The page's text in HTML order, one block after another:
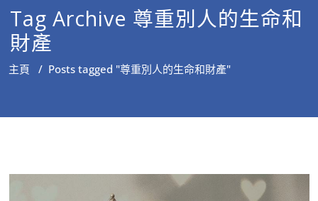
Tag Archive 尊重別人的生命和
財產
主頁 / Posts tagged "尊重別人的生命和財產"